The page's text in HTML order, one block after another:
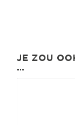
JE ZOU
…